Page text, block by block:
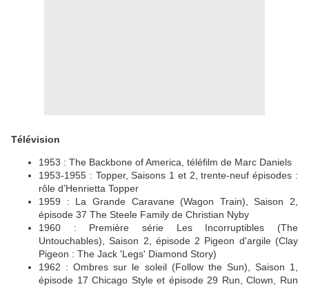
Télévision
1953 : The Backbone of America, téléfilm de Marc Daniels
1953-1955 : Topper, Saisons 1 et 2, trente-neuf épisodes :
rôle d’Henrietta Topper
1959 : La Grande Caravane (Wagon Train), Saison 2,
épisode 37 The Steele Family de Christian Nyby
1960 : Première série Les Incorruptibles (The
Untouchables), Saison 2, épisode 2 Pigeon d'argile (Clay
Pigeon : The Jack 'Legs' Diamond Story)
1962 : Ombres sur le soleil (Follow the Sun), Saison 1,
épisode 17 Chicago Style et épisode 29 Run, Clown, Run